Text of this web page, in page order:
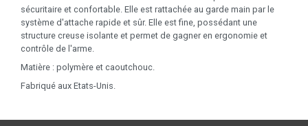
sécuritaire et confortable. Elle est rattachée au garde main par le
système d'attache rapide et sûr. Elle est fine, possédant une
structure creuse isolante et permet de gagner en ergonomie et
contrôle de l'arme.
Matière : polymère et caoutchouc.
Fabriqué aux Etats-Unis.